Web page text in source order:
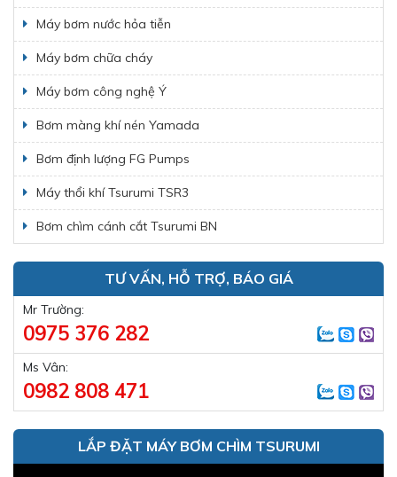
Máy bơm nước hỏa tiễn
Máy bơm chữa cháy
Máy bơm công nghệ Ý
Bơm màng khí nén Yamada
Bơm định lượng FG Pumps
Máy thổi khí Tsurumi TSR3
Bơm chìm cánh cắt Tsurumi BN
TƯ VẤN, HỖ TRỢ, BÁO GIÁ
Mr Trường:
0975 376 282
Ms Vân:
0982 808 471
LẮP ĐẶT MÁY BƠM CHÌM TSURUMI